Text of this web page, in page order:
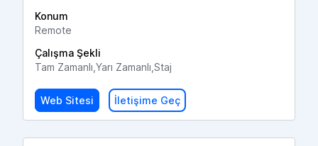
Konum
Remote
Çalışma Şekli
Tam Zamanlı,Yarı Zamanlı,Staj
Web Sitesi İletişime Geç